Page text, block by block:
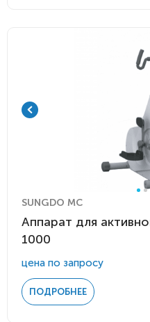
SUNGDO MC
Аппарат для
1000
цена по запросу
ПОДРОБНЕЕ